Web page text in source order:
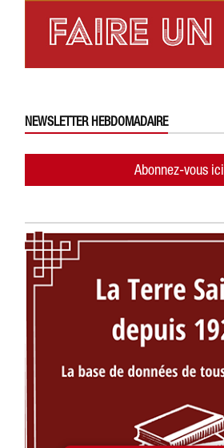
NEWSLETTER HEBDOMADAIRE
Abonnez-vous ici